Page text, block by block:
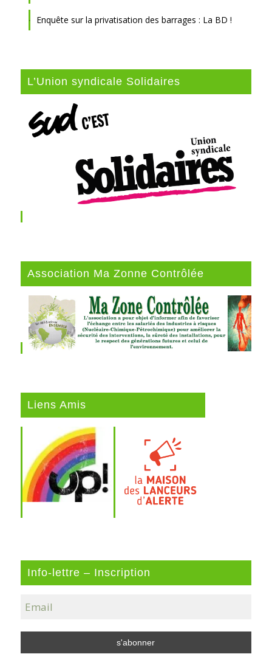
Enquête sur la privatisation des barrages : La BD !
L’Union syndicale Solidaires
Association Ma Zonne Contrôlée
Liens Amis
Info-lettre – Inscription